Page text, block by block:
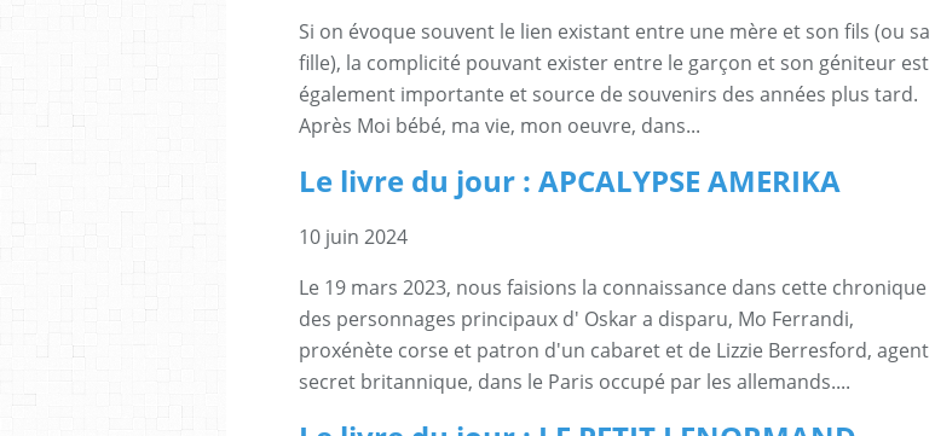
Si on évoque souvent le lien existant entre une mère et son fils (ou sa
fille), la complicité pouvant exister entre le garçon et son géniteur est
également importante et source de souvenirs des années plus tard.
Après Moi bébé, ma vie, mon oeuvre, dans...
Le livre du jour : APCALYPSE AMERIKA
10 juin 2024
Le 19 mars 2023, nous faisions la connaissance dans cette chronique
des personnages principaux d' Oskar a disparu, Mo Ferrandi,
proxénète corse et patron d'un cabaret et de Lizzie Berresford, agent
secret britannique, dans le Paris occupé par les allemands....